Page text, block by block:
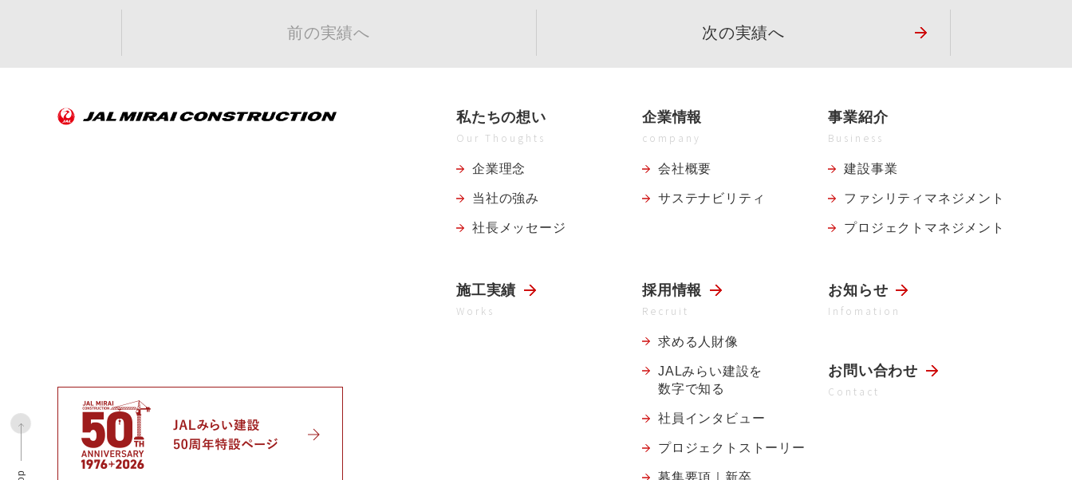
前の実績へ 次の実績へ
私たちの想い
Our Thoughts
企業理念
当社の強み
社長メッセージ
企業情報
company
会社概要
サステナビリティ
事業紹介
Business
建設事業
ファシリティ マネジメント
プロジェクト マネジメント
施工実績
Works
採用情報
Recruit
求める人財像
JALみらい建設を
数字で知る
社員インタビュー
プロジェクトストーリー
募集要項｜新卒
お知らせ
Infomation
お問い合わせ
Contact